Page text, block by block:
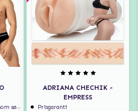
kvalitet.
ADRIANA CHECHIK -
EMPRESS
Prisgaranti